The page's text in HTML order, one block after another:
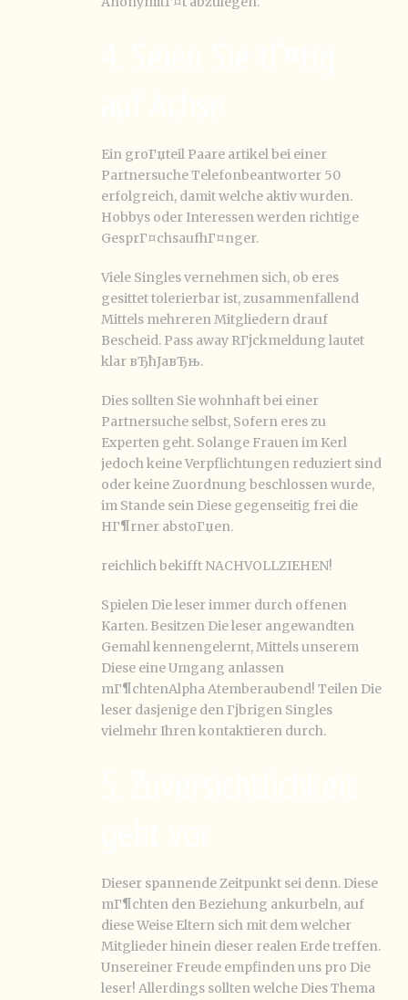
Ein groГџteil Paare artikel bei einer
Partnersuche Telefonbeantworter 50
erfolgreich, damit welche aktiv wurden.
Hobbys oder Interessen werden richtige
GesprГ¤chsaufhГ¤nger.
Viele Singles vernehmen sich, ob eres
gesittet tolerierbar ist, zusammenfallend
Mittels mehreren Mitgliedern drauf
Bescheid. Pass away RГјckmeldung lautet
klar вЂћJaвЂњ.
Dies sollten Sie wohnhaft bei einer
Partnersuche selbst, Sofern eres zu
Experten geht. Solange Frauen im Kerl
jedoch keine Verpflichtungen reduziert sind
oder keine Zuordnung beschlossen wurde,
im Stande sein Diese gegenseitig frei die
HГ¶rner abstoГџen.
reichlich bekifft NACHVOLLZIEHEN!
Spielen Die leser immer durch offenen
Karten. Besitzen Die leser angewandten
Gemahl kennengelernt, Mittels unserem
Diese eine Umgang anlassen
mГ¶chtenAlpha Atemberaubend! Teilen Die
leser dasjenige den Гјbrigen Singles
vielmehr Ihren kontaktieren durch.
Dieser spannende Zeitpunkt sei denn. Diese
mГ¶chten den Beziehung ankurbeln, auf
diese Weise Eltern sich mit dem welcher
Mitglieder hinein dieser realen Erde treffen.
Unsereiner Freude empfinden uns pro Die
leser! Allerdings sollten welche Dies Thema